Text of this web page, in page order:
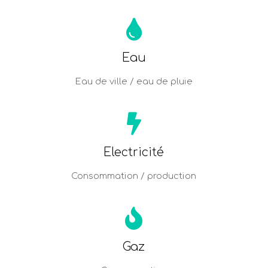
Eau
Eau de ville / eau de pluie
Electricité
Consommation / production
Gaz